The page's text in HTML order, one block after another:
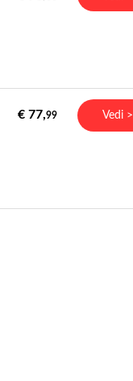
€ 77,99 Vedi >